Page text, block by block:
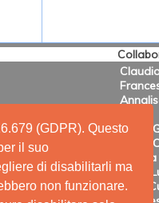
(GDPR). Questo
il suo
di disabilitarli ma
non funzionare.
Mario
Maria
Anna
Irene